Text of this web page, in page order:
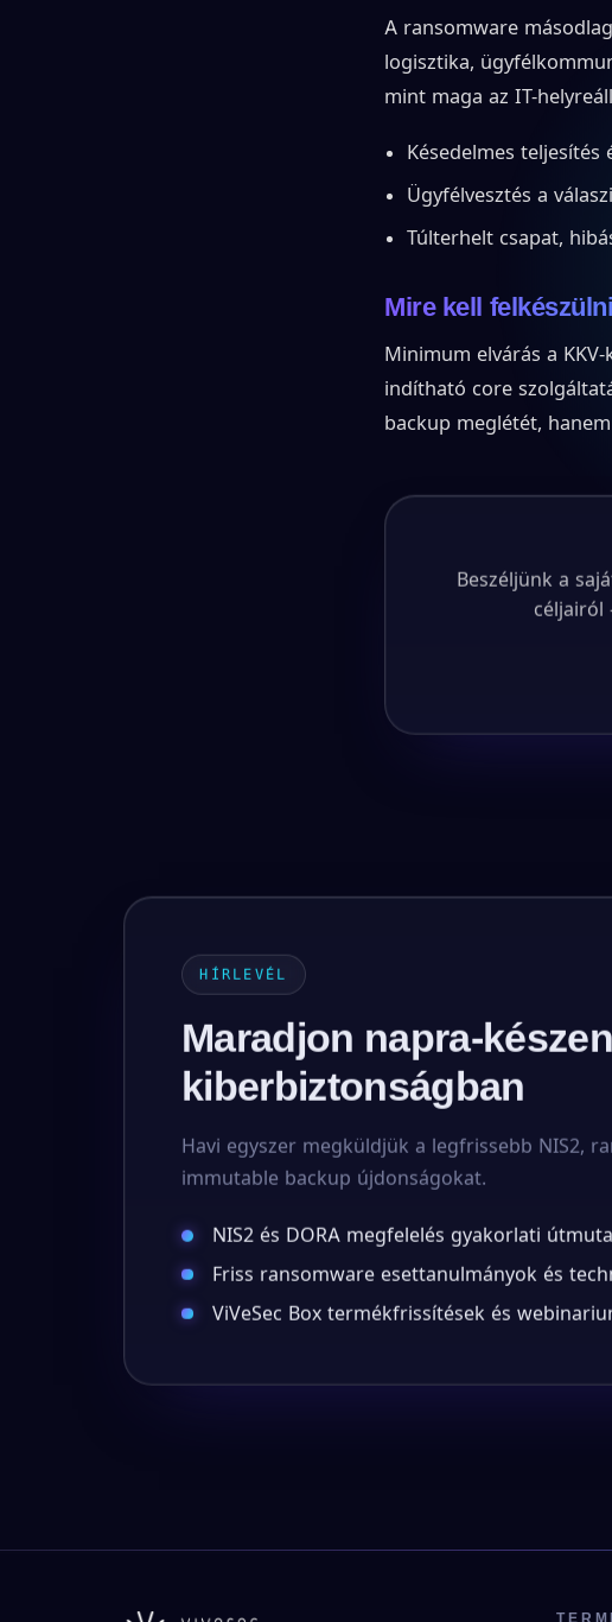
A ransomware
logisztika,
mint maga az IT-
Késedelmes teljesítés
Ügyfélvesztés a
Túlterhelt csapat,
Mire kell
Minimum elvárás a
indítható core
backup meglétét,
Beszéljünk a
céljairól
HÍRLEVÉL
Maradjon napra-
kiberbiztonságban
Havi egyszer megküldjük a legfrissebb NIS2,
immutable backup újdonságokat.
NIS2 és DORA megfelelés gyakorlati
Friss ransomware esettanulmányok és
ViVeSec Box termékfrissítések és